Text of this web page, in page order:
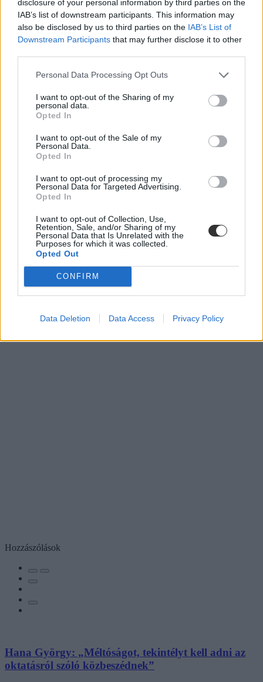
disclosure of your personal information by third parties on the
IAB’s list of downstream participants. This information may
also be disclosed by us to third parties on the IAB’s List of
Downstream Participants that may further disclose it to other
Personal Data Processing Opt Outs
I want to opt-out of the Sharing of my
personal data.
Opted In
I want to opt-out of the Sale of my
Personal Data.
Opted In
I want to opt-out of processing my
Personal Data for Targeted Advertising.
Opted In
I want to opt-out of Collection, Use,
Retention, Sale, and/or Sharing of my
Personal Data that Is Unrelated with the
Purposes for which it was collected.
Opted Out
CONFIRM
Data Deletion Data Access Privacy Policy
tanárhiány
pedagógus sztrájk
freeszfe egyesület
Hozzászólások
Hana György: „Méltóságot, tekintélyt kell adni az
oktatásról szóló közbeszédnek”